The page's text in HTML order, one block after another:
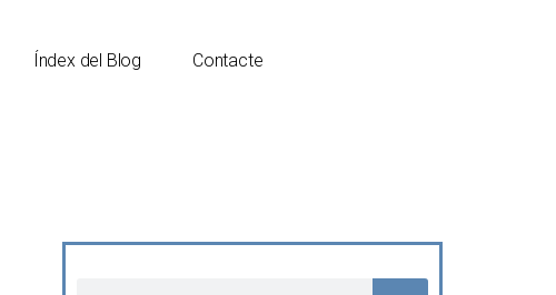
Índex del Blog Contacte